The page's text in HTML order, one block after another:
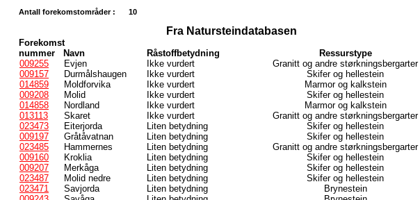
Antall forekomstområder : 10
Fra Natursteindatabasen
Forekomst
nummer
Navn Råstoffbetydning
Ressurstype
009255
Evjen Ikke vurdert
Granitt og andre størkningsbergarter
009157
Durmålshaugen Ikke vurdert
Skifer og hellestein
014859
Moldforvika Ikke vurdert
Marmor og kalkstein
009208
Molid Ikke vurdert
Skifer og hellestein
014858
Nordland Ikke vurdert
Marmor og kalkstein
013113
Skaret Ikke vurdert
Granitt og andre størkningsbergarter
023473
Eiterjorda Liten betydning
Skifer og hellestein
009197
Gråtåvatnan Liten betydning
Skifer og hellestein
023485
Hammernes Liten betydning
Granitt og andre størkningsbergarter
009160
Kroklia Liten betydning
Skifer og hellestein
009207
Merkåga Liten betydning
Skifer og hellestein
023487
Molid nedre Liten betydning
Skifer og hellestein
023471
Savjorda Liten betydning
Brynestein